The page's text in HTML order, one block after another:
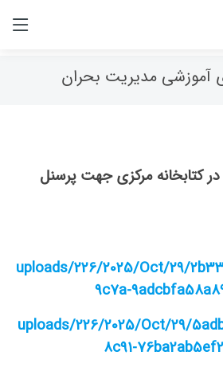
آموزشی مدیریت بحران
در کتابخانه مرکزی جهت پرسنل
/uploads/226/2025/Oct/29/
9c7a-
/uploads/226/2025/Oct/29/
8c91-